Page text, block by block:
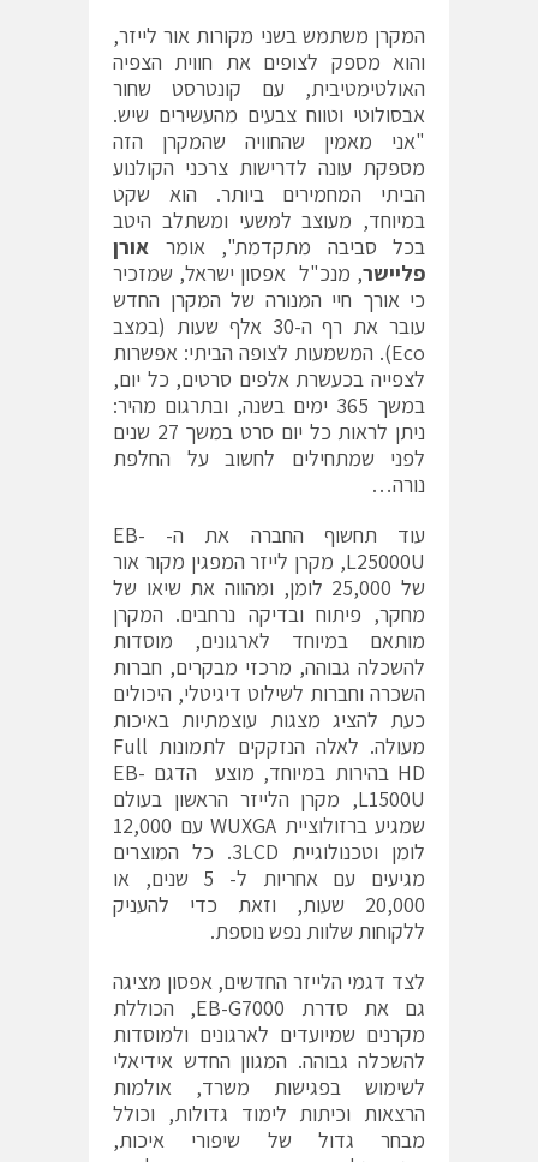
המקרן משתמש בשני מקורות אור לייזר,
והוא מספק לצופים את חווית הצפיה
האולטימטיבית, עם קונטרסט שחור
אבסולוטי וטווח צבעים מהעשירים שיש.
"אני מאמין שהחוויה שהמקרן הזה
מספקת עונה לדרישות צרכני הקולנוע
הביתי המחמירים ביותר. הוא שקט
במיוחד, מעוצב למשעי ומשתלב היטב
בכל סביבה מתקדמת", אומר אורן
פליישר, מנכ"ל אפסון ישראל, שמזכיר
כי אורך חיי המנורה של המקרן החדש
עובר את רף ה-30 אלף שעות (במצב
Eco). המשמעות לצופה הביתי: אפשרות
לצפייה בכעשרת אלפים סרטים, כל יום,
במשך 365 ימים בשנה, ובתרגום מהיר:
ניתן לראות כל יום סרט במשך 27 שנים
לפני שמתחילים לחשוב על החלפת
נורה…
עוד תחשוף החברה את ה- EB-
L25000U, מקרן לייזר המפגין מקור אור
של 25,000 לומן, ומהווה את שיאו של
מחקר, פיתוח ובדיקה נרחבים. המקרן
מותאם במיוחד לארגונים, מוסדות
להשכלה גבוהה, מרכזי מבקרים, חברות
השכרה וחברות לשילוט דיגיטלי, היכולים
כעת להציג מצגות עוצמתיות באיכות
מעולה. לאלה הנזקקים לתמונות Full
HD בהירות במיוחד, מוצע הדגם EB-
L1500U, מקרן הלייזר הראשון בעולם
שמגיע ברזולוציית WUXGA עם 12,000
לומן וטכנולוגיית 3LCD. כל המוצרים
מגיעים עם אחריות ל- 5 שנים, או
20,000 שעות, וזאת כדי להעניק
ללקוחות שלוות נפש נוספת.
לצד דגמי הלייזר החדשים, אפסון מציגה
גם את סדרת EB-G7000, הכוללת
מקרנים שמיועדים לארגונים ולמוסדות
להשכלה גבוהה. המגוון החדש אידיאלי
לשימוש בפגישות משרד, אולמות
הרצאות וכיתות לימוד גדולות, וכולל
מבחר גדול של שיפורי איכות,